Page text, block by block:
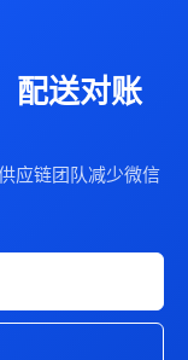
配送对账
应链团队减少微信